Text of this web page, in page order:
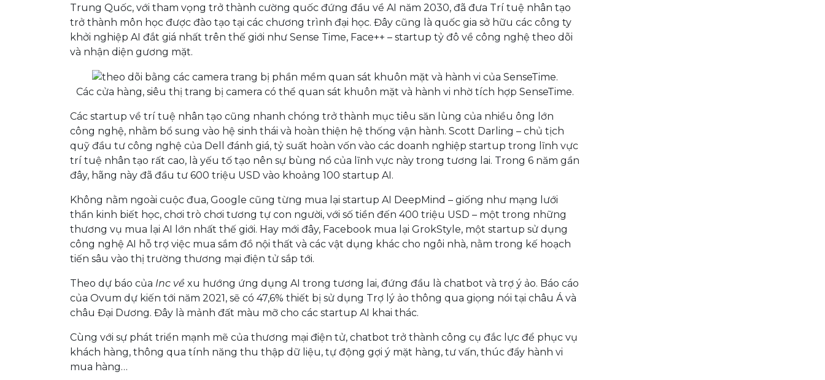
Trung Quốc, với tham vọng trở thành cường quốc đứng đầu về AI năm 2030, đã đưa Trí tuệ nhân tạo
trở thành môn học được đào tạo tại các chương trình đại học. Đây cũng là quốc gia sở hữu các công ty
khởi nghiệp AI đắt giá nhất trên thế giới như Sense Time, Face++ – startup tỷ đô về công nghệ theo dõi
và nhận diện gương mặt.
Các cửa hàng, siêu thị trang bị camera có thể quan sát khuôn mặt và hành vi nhờ tích hợp SenseTime.
Các startup về trí tuệ nhân tạo cũng nhanh chóng trở thành mục tiêu săn lùng của nhiều ông lớn
công nghệ, nhằm bổ sung vào hệ sinh thái và hoàn thiện hệ thống vận hành. Scott Darling – chủ tịch
quỹ đầu tư công nghệ của Dell đánh giá, tỷ suất hoàn vốn vào các doanh nghiệp startup trong lĩnh vực
trí tuệ nhân tạo rất cao, là yếu tố tạo nên sự bùng nổ của lĩnh vực này trong tương lai. Trong 6 năm gần
đây, hãng này đã đầu tư 600 triệu USD vào khoảng 100 startup AI.
Không nằm ngoài cuộc đua, Google cũng từng mua lại startup AI DeepMind – giống như mạng lưới
thần kinh biết học, chơi trò chơi tương tự con người, với số tiền đến 400 triệu USD – một trong những
thương vụ mua lại AI lớn nhất thế giới. Hay mới đây, Facebook mua lại GrokStyle, một startup sử dụng
công nghệ AI hỗ trợ việc mua sắm đồ nội thất và các vật dụng khác cho ngôi nhà, nằm trong kế hoạch
tiến sâu vào thị trường thương mại điện tử sắp tới.
Theo dự báo của Inc về xu hướng ứng dụng AI trong tương lai, đứng đầu là chatbot và trợ ý ảo. Báo cáo
của Ovum dự kiến tới năm 2021, sẽ có 47,6% thiết bị sử dụng Trợ lý ảo thông qua giọng nói tại châu Á và
châu Đại Dương. Đây là mảnh đất màu mỡ cho các startup AI khai thác.
Cùng với sự phát triển mạnh mẽ của thương mại điện tử, chatbot trở thành công cụ đắc lực để phục vụ
khách hàng, thông qua tính năng thu thập dữ liệu, tự động gợi ý mặt hàng, tư vấn, thúc đẩy hành vi
mua hàng…